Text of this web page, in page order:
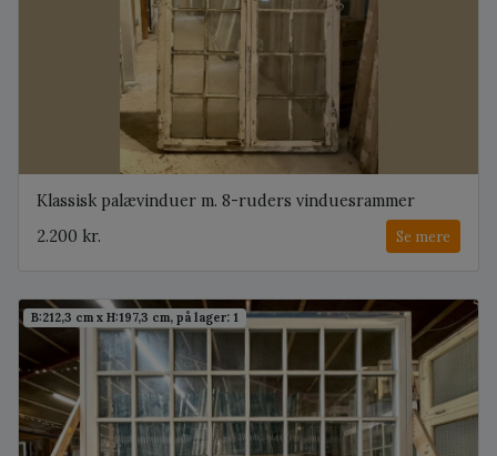
Klassisk palævinduer m. 8-ruders vinduesrammer
2.200 kr.
Se mere
B:212,3 cm x H:197,3 cm, på lager: 1